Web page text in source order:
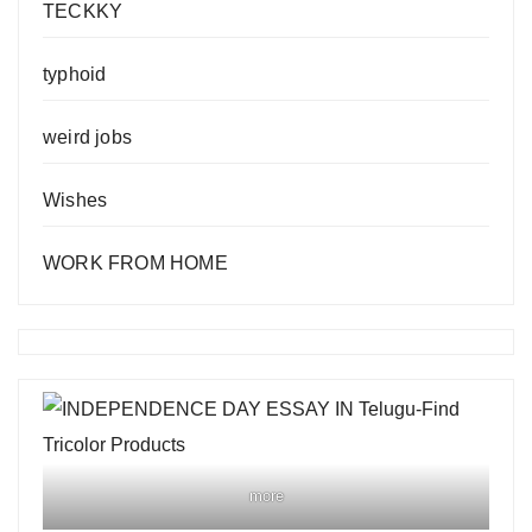
TECKKY
typhoid
weird jobs
Wishes
WORK FROM HOME
more